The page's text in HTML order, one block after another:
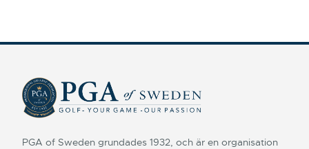
PGA of Sweden grundades 1932, och är en organisation